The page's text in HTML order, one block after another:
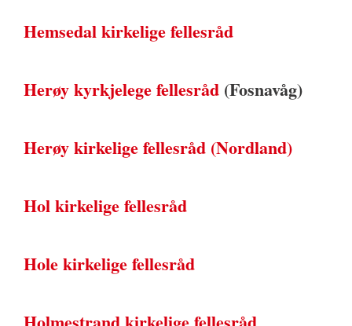
Hemsedal kirkelige fellesråd
Herøy kyrkjelege fellesråd(Fosnavåg)
Herøy kirkelige fellesråd (Nordland)
Hol kirkelige fellesråd
Hole kirkelige fellesråd